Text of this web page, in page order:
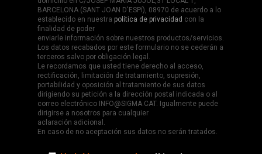
BARCELONA (SANT JOAN D'ESPí), 08970 de acuerdo a lo
establecido en nuestra política de privacidad con la
finalidad de poder
enviarle información sobre nuestros productos/servicios.
Los datos recabados por este formulario no se cederán a
terceros salvo por obligación legal.
Le recordamos que usted tiene derecho al acceso,
rectificación, limitación de tratamiento, supresión,
portabilidad y oposición al tratamiento de sus datos
dirigiendo su petición a la dirección postal indicada o al
correo electrónico INFO@SIGMA.CAT. Igualmente puede
dirigirse a nosotros para cualquier
aclaración adicional.
En caso de no aceptación sus datos no serán tratados.